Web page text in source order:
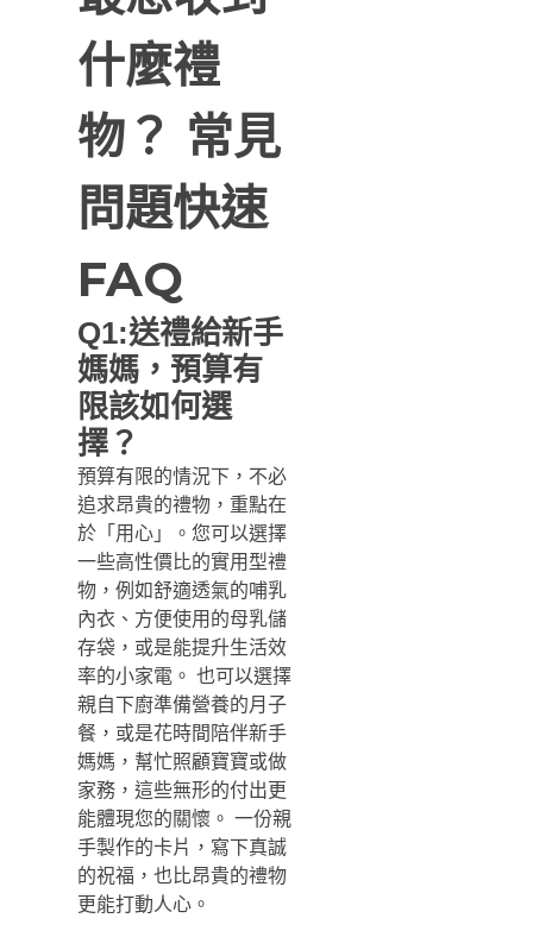
什麼禮
物？ 常見
問題快速
FAQ
Q1:送禮給新手
媽媽，預算有
限該如何選
擇？
預算有限的情況下，不必
追求昂貴的禮物，重點在
於「用心」。您可以選擇
一些高性價比的實用型禮
物，例如舒適透氣的哺乳
內衣、方便使用的母乳儲
存袋，或是能提升生活效
率的小家電。 也可以選擇
親自下廚準備營養的月子
餐，或是花時間陪伴新手
媽媽，幫忙照顧寶寶或做
家務，這些無形的付出更
能體現您的關懷。 一份親
手製作的卡片，寫下真誠
的祝福，也比昂貴的禮物
更能打動人心。